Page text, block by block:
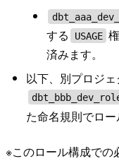
する
USAGE
済みます。
以下、別プロジ
た命名規則でロー
※このロール構成での